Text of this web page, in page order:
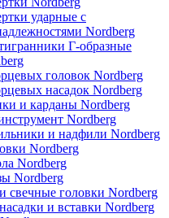
ударные с
Nordberg
Г-образные
головок Nordberg
насадок Nordberg
и карданы Nordberg
Nordberg
и надфили Nordberg
Nordberg
Nordberg
Nordberg
свечные головки Nordberg
и вставки Nordberg